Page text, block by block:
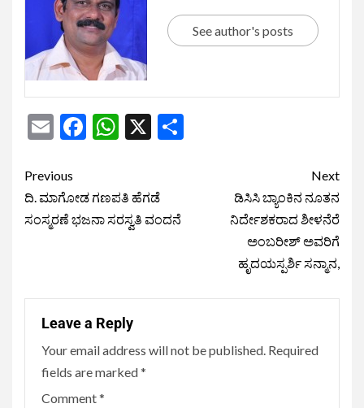
See author's posts
EmailFacebook
WhatsApp
X
Previous
ದಿ. ಮಾಗೋಡ ಗಣಪತಿ ಹೆಗಡೆ
ಸಂಸ್ಮರಣೆ ಭಜನಾ ಸರಸ್ವತಿ ವಂದನೆ
Next
ಡಿಸಿಸಿ ಬ್ಯಾಂಕಿನ ನೂತನ
ನಿರ್ದೇಶಕರಾದ ಶೀಳನೆರೆ
ಅಂಬರೀಶ್ ಅವರಿಗೆ
ಹೃದಯಸ್ಪರ್ಶಿ ಸನ್ಮಾನ,
Leave a Reply
Your email address will not be published. Required
fields are marked*
Comment*